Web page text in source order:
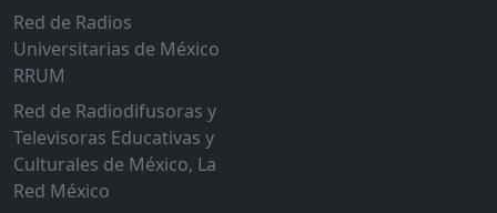
Red de Radios
Universitarias de México
RRUM
Red de Radiodifusoras y
Televisoras Educativas y
Culturales de México, La
Red México